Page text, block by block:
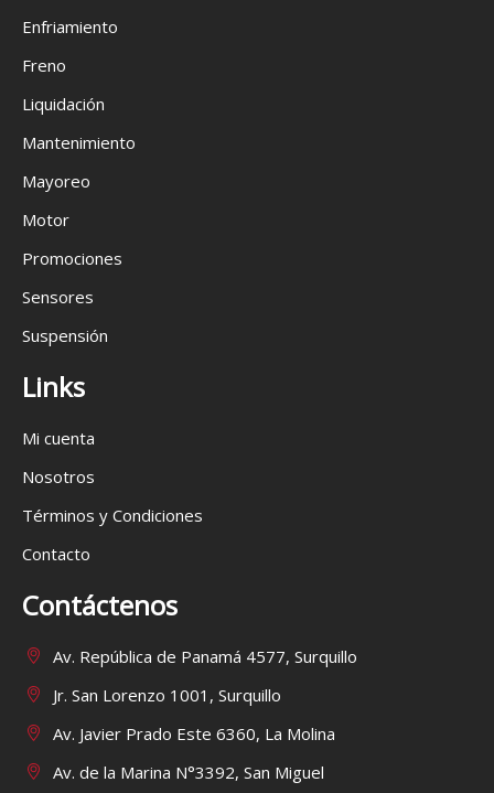
Enfriamiento
Freno
Liquidación
Mantenimiento
Mayoreo
Motor
Promociones
Sensores
Suspensión
Links
Mi cuenta
Nosotros
Términos y Condiciones
Contacto
Contáctenos
Av. República de Panamá 4577, Surquillo
Jr. San Lorenzo 1001, Surquillo
Av. Javier Prado Este 6360, La Molina
Av. de la Marina N°3392, San Miguel